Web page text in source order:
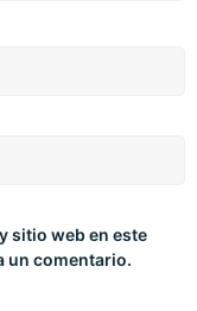
sitio web en este
un comentario.